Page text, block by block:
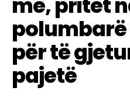
polumbarë
për të
pajetë